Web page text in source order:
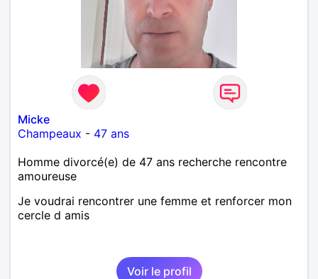
Micke
Champeaux - 47 ans
Homme divorcé(e) de 47 ans recherche rencontre
amoureuse
Je voudrai rencontrer une femme et renforcer mon
cercle d amis
Voir le profil